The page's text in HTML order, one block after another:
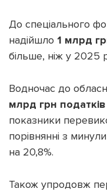
До спеціального
надійшло 1 млрд
більше, ніж у 2025
Водночас до
млрд грн податків
показники
порівнянні з
на 20,8%.
Також упродовж